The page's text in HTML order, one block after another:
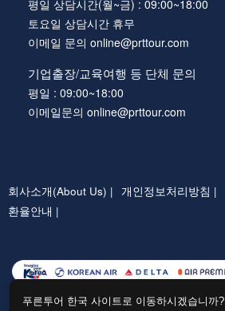
푸른투어 한국 사이트로 이동하시겠습니까?
평일 상담시간(월~금) : 09:00~18:00
토요일 상담시간 휴무
이메일 문의 online@prttour.com
기업출장/교육여행 등 단체 문의
평일 : 09:00~18:00
이메일문의 online@prttour.com
회사소개(About Us) | 개인정보처리방침 |
환율안내 |